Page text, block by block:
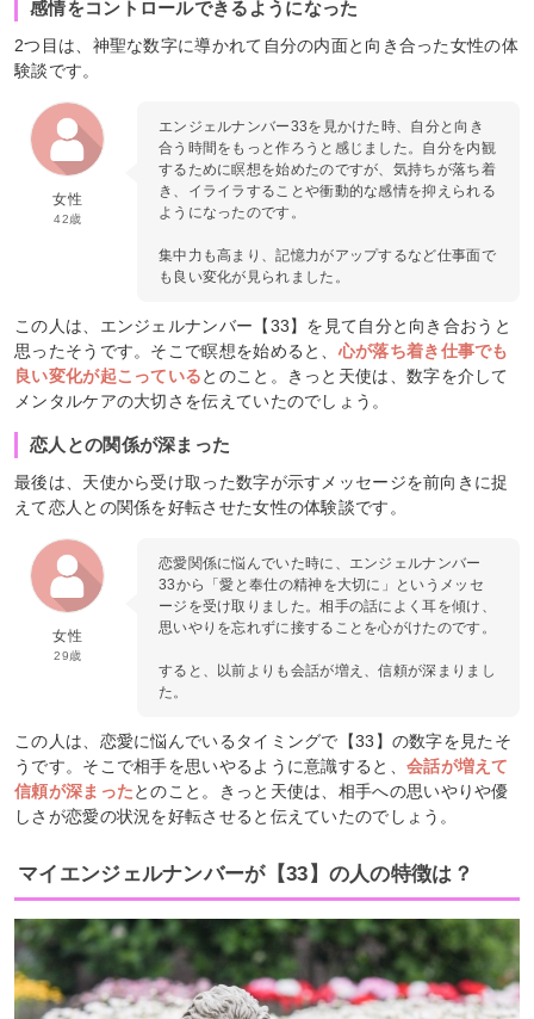
感情をコントロールできるようになった
2つ目は、神聖な数字に導かれて自分の内面と向き合った女性の体
験談です。
女性
42歳
エンジェルナンバー33を見かけた時、自分と向き
合う時間をもっと作ろうと感じました。自分を内観
するために瞑想を始めたのですが、気持ちが落ち着
き、イライラすることや衝動的な感情を抑えられる
ようになったのです。
集中力も高まり、記憶力がアップするなど仕事面で
も良い変化が見られました。
この人は、エンジェルナンバー【33】を見て自分と向き合おうと
思ったそうです。そこで瞑想を始めると、 心が落ち着き仕事でも
良い変化が起こっているとのこと。きっと天使は、数字を介して
メンタルケアの大切さを伝えていたのでしょう。
恋人との関係が深まった
最後は、天使から受け取った数字が示すメッセージを前向きに捉
えて恋人との関係を好転させた女性の体験談です。
女性
29歳
恋愛関係に悩んでいた時に、エンジェルナンバー
33から「愛と奉仕の精神を大切に」というメッセ
ージを受け取りました。相手の話によく耳を傾け、
思いやりを忘れずに接することを心がけたのです。
すると、以前よりも会話が増え、信頼が深まりまし
た。
この人は、恋愛に悩んでいるタイミングで【33】の数字を見たそ
うです。そこで相手を思いやるように意識すると、 会話が増えて
信頼が深まったとのこと。きっと天使は、相手への思いやりや優
しさが恋愛の状況を好転させると伝えていたのでしょう。
マイエンジェルナンバーが【33】の人の特徴は？